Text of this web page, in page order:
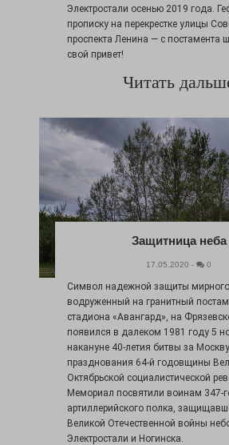
Электростали осенью 2019 года.
прописку на перекрестке улицы
проспекта Ленина — с постамента
свой привет!
Читать
Защитница неба
17.05.2020 - 0
Символ надежной защиты
водруженный на гранитный
стадиона «Авангард», на
появился в далеком 1981 году 5
накануне 40-летия битвы за
празднования 64-й годовщины
Октябрьской социалистической
Мемориал посвятили воинам 347-
артиллерийского полка,
Великой Отечественной войны
Электростали и Ногинска.